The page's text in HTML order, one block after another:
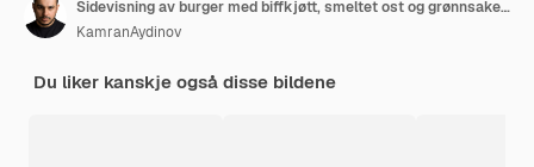
Sidevisning av burger med biffkjøtt, smeltet ost og grønnsaker på trefjøl
KamranAydinov
Du liker kanskje også disse bildene